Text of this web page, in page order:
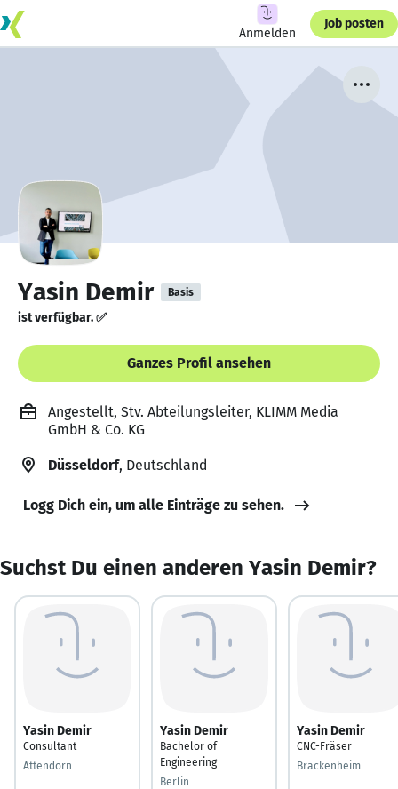
Anmelden
Job posten
Yasin Demir Basis
ist verfügbar. ✅
Ganzes Profil ansehen
Angestellt, Stv. Abteilungsleiter, KLIMM Media
GmbH & Co. KG
Düsseldorf, Deutschland
Logg Dich ein, um alle Einträge zu sehen.
Suchst Du einen anderen Yasin Demir?
Yasin Demir
Consultant
Attendorn
Yasin Demir
Bachelor of
Engineering
Berlin
Yasin Demir
CNC-Fräser
Brackenheim